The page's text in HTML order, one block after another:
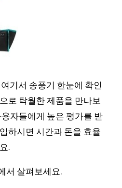
기서 송풍기 한눈에 확인
로 탁월한 제품을 만나보
자들에게 높은 평가를 받
하시면 시간과 돈을 효율
.
서 살펴보세요.